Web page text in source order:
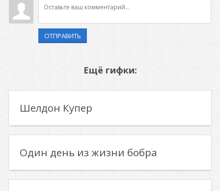
ОТПРАВИТЬ
Ещё гифки:
Шелдон Купер
Один день из жизни бобра